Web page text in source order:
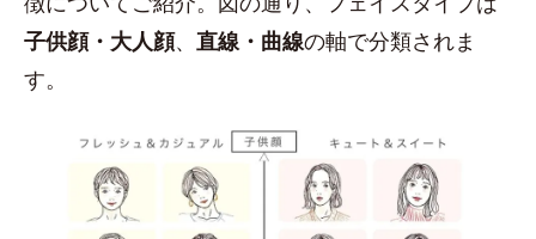
子供顔・大人顔、 直線・曲線の軸で分類されま
す。